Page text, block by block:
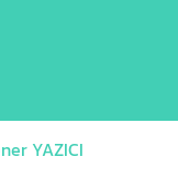
YAZICI